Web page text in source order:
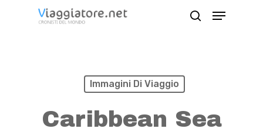
Menu
Immagini Di Viaggio
Caribbean Sea